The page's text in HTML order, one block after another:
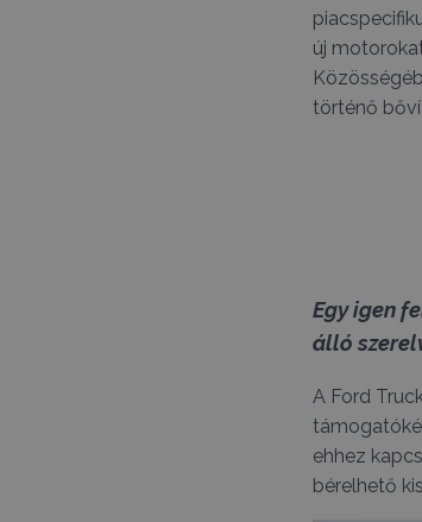
új
történő
Egy igen
álló
A Ford
ehhez
bérelhető